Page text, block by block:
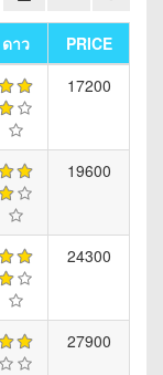
ดาว
PRICE
17200
19600
24300
27900